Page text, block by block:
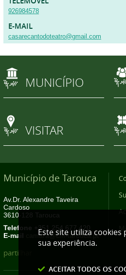
926984578
casarecantodoteatro@gmail.com
MUNICÍPIO
VISITAR
Município de Tarouca
Av.Dr. Alexandre Taveira
Cardoso
3610-128 Tarouca
Telefone +351 254 677 420
E-mail
camara@cm-tarouca.pt
partilhar
Este site utiliza
sua experiência.
ACEITAR TODOS OS